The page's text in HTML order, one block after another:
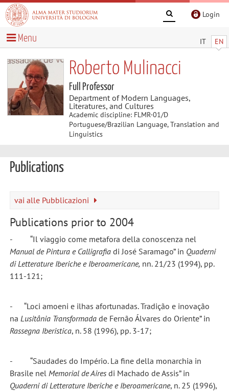
Login
IT EN
Menu
Roberto Mulinacci
Full Professor
Department of Modern Languages,
Literatures, and Cultures
Academic discipline: FLMR-01/D
Portuguese/Brazilian Language, Translation and
Linguistics
Publications
vai alle Pubblicazioni
Publications prior to 2004
- “Il viaggio come metafora della conoscenza nel
Manual de Pintura e Calligrafiadi José Saramago” in Quaderni
di Letterature Iberiche e Iberoamericane, nn. 21/23 (1994), pp.
111-121;
- “Loci amoeni e ilhas afortunadas. Tradição e inovação
na Lusitânia Transformadade Fernão Álvares do Oriente” in
Rassegna Iberistica, n. 58 (1996), pp. 3-17;
- “Saudades do Império. La fine della monarchia in
Brasile nel Memorial de Airesdi Machado de Assis” in
Quaderni di Letterature Iberiche e Iberoamericane, n. 25 (1996),